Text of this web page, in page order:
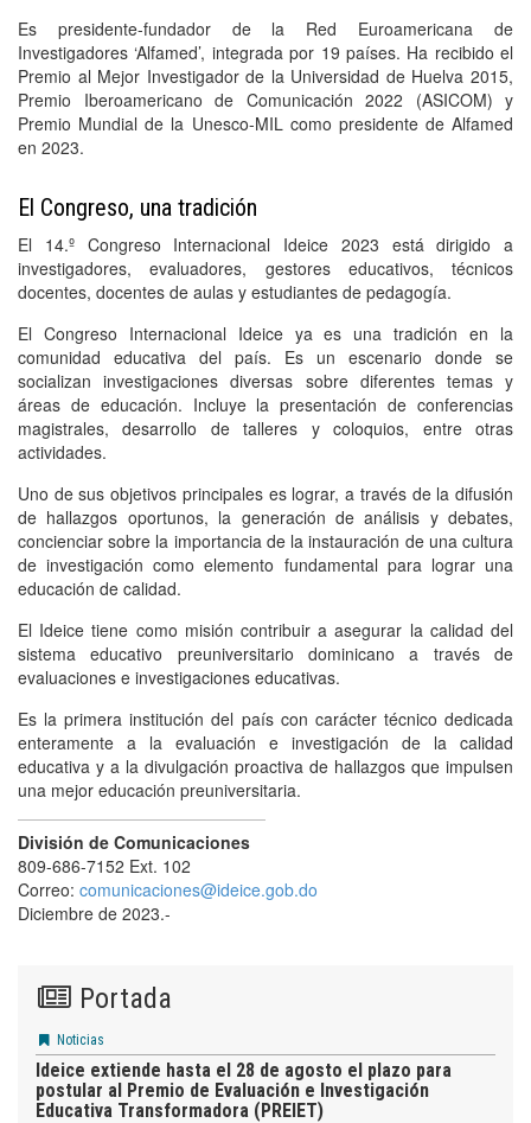
Es presidente-fundador de la Red Euroamericana de
Investigadores ‘Alfamed’, integrada por 19 países. Ha recibido el
Premio al Mejor Investigador de la Universidad de Huelva 2015,
Premio Iberoamericano de Comunicación 2022 (ASICOM) y
Premio Mundial de la Unesco-MIL como presidente de Alfamed
en 2023.
El Congreso, una tradición
El 14.º Congreso Internacional Ideice 2023 está dirigido a
investigadores, evaluadores, gestores educativos, técnicos
docentes, docentes de aulas y estudiantes de pedagogía.
El Congreso Internacional Ideice ya es una tradición en la
comunidad educativa del país. Es un escenario donde se
socializan investigaciones diversas sobre diferentes temas y
áreas de educación. Incluye la presentación de conferencias
magistrales, desarrollo de talleres y coloquios, entre otras
actividades.
Uno de sus objetivos principales es lograr, a través de la difusión
de hallazgos oportunos, la generación de análisis y debates,
concienciar sobre la importancia de la instauración de una cultura
de investigación como elemento fundamental para lograr una
educación de calidad.
El Ideice tiene como misión contribuir a asegurar la calidad del
sistema educativo preuniversitario dominicano a través de
evaluaciones e investigaciones educativas.
Es la primera institución del país con carácter técnico dedicada
enteramente a la evaluación e investigación de la calidad
educativa y a la divulgación proactiva de hallazgos que impulsen
una mejor educación preuniversitaria.
División de Comunicaciones
809-686-7152 Ext. 102
Correo: comunicaciones@ideice.gob.do
Diciembre de 2023.-
Portada
Noticias
Ideice extiende hasta el 28 de agosto el plazo para
postular al Premio de Evaluación e Investigación
Educativa Transformadora (PREIET)